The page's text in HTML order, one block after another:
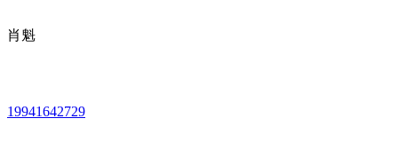
肖魁
19941642729